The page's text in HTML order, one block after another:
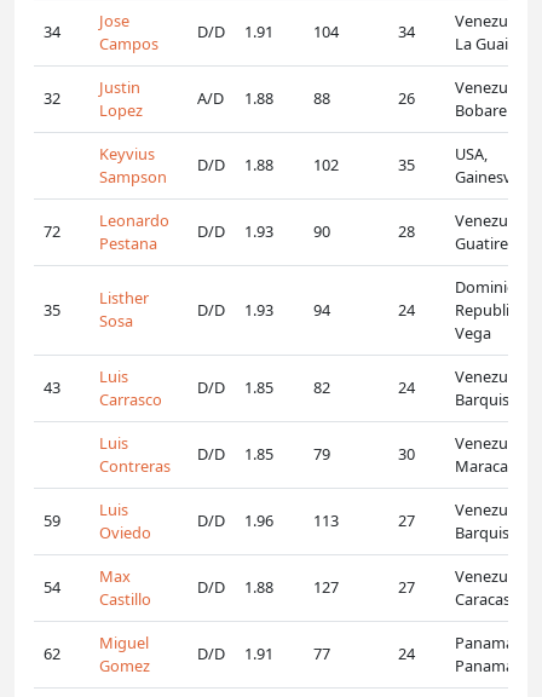
34
Jose
Campos
D/D 1.91 104 34
Venezuela,
La Guaira
32
Justin
Lopez
A/D 1.88 88 26
Venezuela,
Bobare
Keyvius
Sampson
D/D 1.88 102 35
USA,
Gainesville
72
Leonardo
Pestana
D/D 1.93 90 28
Venezuela,
Guatire
35
Listher
Sosa
D/D 1.93 94 24
Dominican
Republic, La
Vega
43
Luis
Carrasco
D/D 1.85 82 24
Venezuela,
Luis
Contreras
D/D 1.85 79 30
Venezuela,
Maracaibo
59
Luis
Oviedo
D/D 1.96 113 27
Venezuela,
54
Max
Castillo
D/D 1.88 127 27
Venezuela,
Caracas
62
Miguel
Gomez
D/D 1.91 77 24
Panama,
Panama